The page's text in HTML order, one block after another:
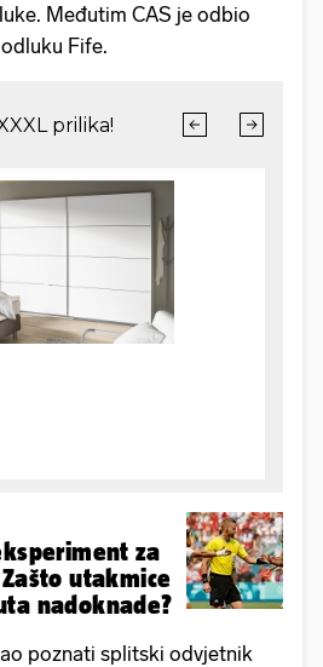
Međutim CAS je odbio
Fife.
za
utakmice
nadoknade?
poznati splitski odvjetnik